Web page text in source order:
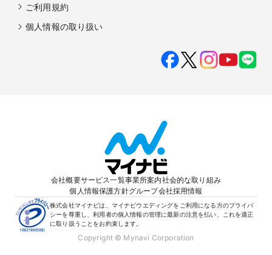
ご利用規約
個人情報の取り扱い
会社概要サービス一覧事業所案内社会的な取り組み
個人情報保護方針グループ会社採用情報
株式会社マイナビは、マイナビウエディングをご利用になる方のプライバ
シーを尊重し、利用者の個人情報の管理に最新の注意を払い、これを適正
に取り扱うことをお約束します。
Copyright © Mynavi Corporation